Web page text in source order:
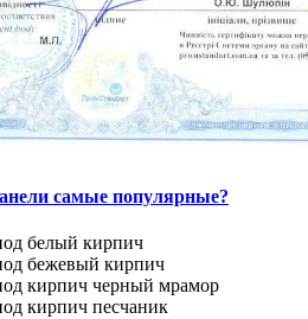
самые популярные?
белый кирпич
бежевый кирпич
кирпич черный мрамор
кирпич песчаник